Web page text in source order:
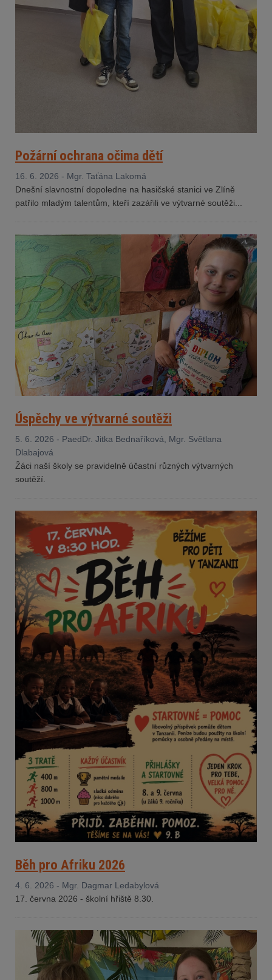
Požární ochrana očima dětí
16. 6. 2026 - Mgr. Taťána Lakomá
Dnešní slavnostní dopoledne na hasičské stanici ve Zlíně
patřilo mladým talentům, kteří zazářili ve výtvarné soutěži...
Úspěchy ve výtvarné soutěži
5. 6. 2026 - PaedDr. Jitka Bednaříková, Mgr. Světlana
Dlabajová
Žáci naší školy se pravidelně účastní různých výtvarných
soutěží.
Běh pro Afriku 2026
4. 6. 2026 - Mgr. Dagmar Ledabylová
17. června 2026 - školní hřiště 8.30.